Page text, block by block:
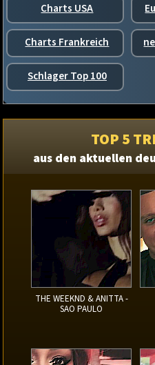
Charts USA
Charts Frankreich
Schlager Top 100
TOP 5
aus den aktuellen
THE WEEKND & ANITTA -
SAO PAULO